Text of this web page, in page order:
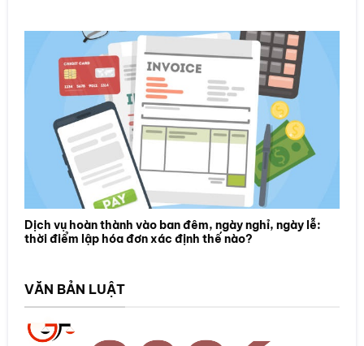
Dịch vụ hoàn thành vào ban đêm, ngày nghỉ, ngày lễ:
thời điểm lập hóa đơn xác định thế nào?
VĂN BẢN LUẬT